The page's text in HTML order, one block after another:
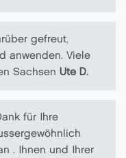
gefreut,
anwenden. Viele
Sachsen Ute D.
für Ihre
. Ihnen und Ihrer